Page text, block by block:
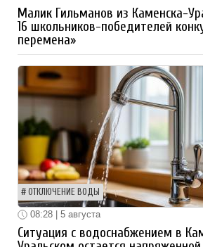
Малик Гильманов из Каменска-
16 школьников-победителей
перемена»
ОТКЛЮЧЕНИЕ ВОДЫ
08:28 | 5 августа
Ситуация с водоснабжением в